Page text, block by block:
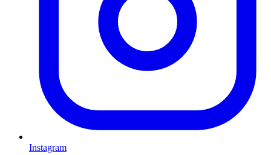
Instagram